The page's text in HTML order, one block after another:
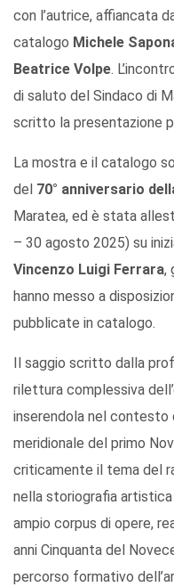
con l’autrice, affiancata
catalogo Michele
Beatrice Volpe.
di saluto del Sindaco di
scritto la presentazione
La mostra e il catalogo
del 70° anniversario
Maratea, ed è stata
– 30 agosto 2025) su
Vincenzo Luigi Ferrara,
hanno messo a
pubblicate in catalogo.
Il saggio scritto dalla
rilettura complessiva
inserendola nel contesto
meridionale del primo
criticamente il tema del
nella storiografia artistica
ampio corpus di opere,
anni Cinquanta del
percorso formativo